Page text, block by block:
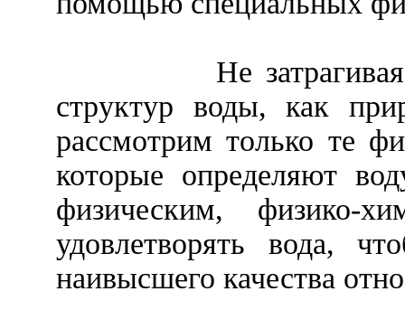
Не
структур воды, как
рассмотрим только те
которые определяют
физическим, физико-
удовлетворять вода,
наивысшего качества